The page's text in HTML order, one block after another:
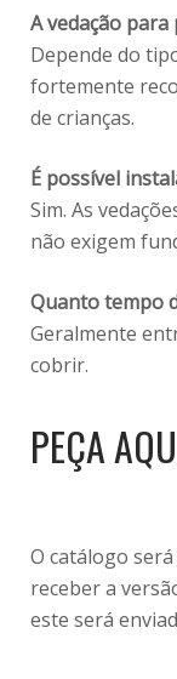
A vedação
Depende do
fortemente
de crianças.
É possível
Sim. As
não exigem
Quanto tempo
Geralmente
cobrir.
PEÇA
O catálogo
receber a
este será